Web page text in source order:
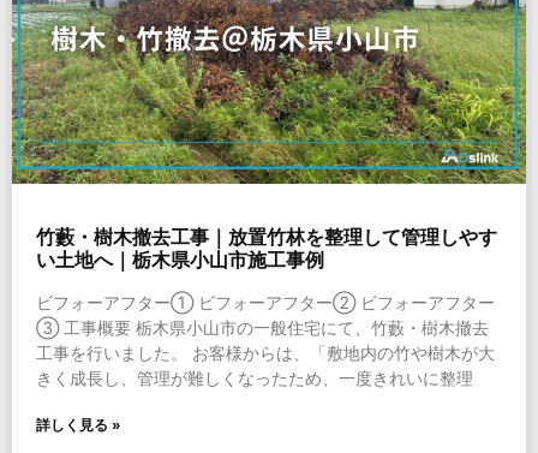
竹藪・樹木撤去工事｜放置竹林を整理して管理しやす
い土地へ｜栃木県小山市施工事例
ビフォーアフター① ビフォーアフター② ビフォーアフター
③ 工事概要 栃木県小山市の一般住宅にて、竹藪・樹木撤去
工事を行いました。 お客様からは、「敷地内の竹や樹木が大
きく成長し、管理が難しくなったため、一度きれいに整理
詳しく見る »